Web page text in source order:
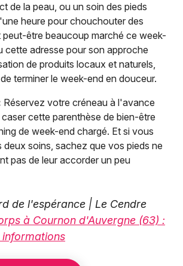
de la peau, ou un soin des pieds
heure pour chouchouter des
peut-être beaucoup marché ce week-
cette adresse pour son approche
de produits locaux et naturels,
terminer le week-end en douceur.
Réservez votre créneau à l'avance
cette parenthèse de bien-être
de week-end chargé. Et si vous
deux soins, sachez que vos pieds ne
pas de leur accorder un peu
de l'espérance | Le Cendre
à Cournon d'Auvergne (63) :
informations